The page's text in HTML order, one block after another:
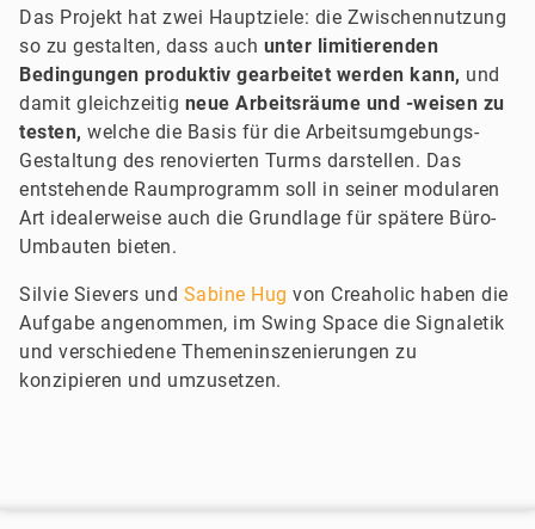
Das Projekt hat zwei Hauptziele: die Zwischennutzung
so zu gestalten, dass auch unter limitierenden
Bedingungen produktiv gearbeitet werden kann, und
damit gleichzeitig neue Arbeitsräume und -weisen zu
testen, welche die Basis für die Arbeitsumgebungs-
Gestaltung des renovierten Turms darstellen. Das
entstehende Raumprogramm soll in seiner modularen
Art idealerweise auch die Grundlage für spätere Büro-
Umbauten bieten.
Silvie Sievers und Sabine Hug von Creaholic haben die
Aufgabe angenommen, im Swing Space die Signaletik
und verschiedene Themeninszenierungen zu
konzipieren und umzusetzen.